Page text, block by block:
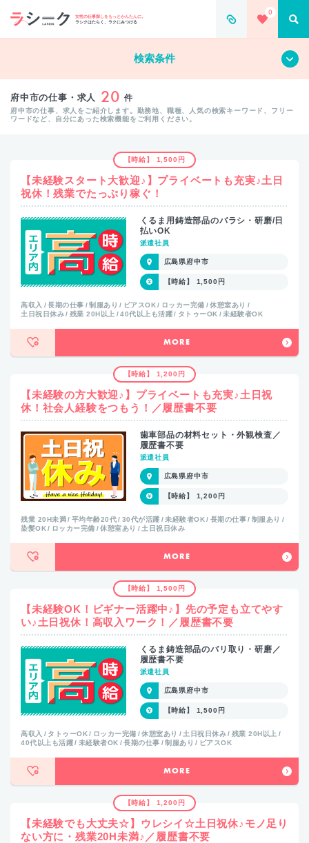
女性の仕事探しをもっとかんたんに。
ラシクはたらく、ラクにみつける
0
すべて クリア
検索条件
府中市の仕事・求人 20 件
府中市の仕事、求人をご紹介します。勤務地、職種、人気の検索キーワード、フリー
ワードなど、自分にあった検索機能をご利用ください。
【時給】 1,500円
【未経験スタート大歓迎♪】プライベートも充実♪土日
祝休！残業でたっぷり稼ぐ！
くるま用鋳造部品のバラシ・研磨/日
払いOK
派遣社員
広島県府中市
【時給】 1,500円
高収入 長期の仕事 制服あり ピアスOK ロッカー完備
休憩室あり
土日祝日休み
残業 20H以上 40代以上も活躍 タトゥーOK 未経験者OK
MORE
【時給】 1,200円
【未経験の方大歓迎♪】プライベートも充実♪土日祝
休！社会人経験をつもう！／履歴書不要
歯車部品の材料セット・外観検査／
履歴書不要
派遣社員
広島県府中市
【時給】 1,200円
残業 20H未満 平均年齢20代 30代が活躍 未経験者OK 長期の仕事
制服あり
染髪OK
ロッカー完備 休憩室あり 土日祝日休み
MORE
【時給】 1,500円
【未経験OK！ビギナー活躍中♪】先の予定も立てやす
い♪土日祝休！高収入ワーク！／履歴書不要
くるま鋳造部品のバリ取り・研磨／
履歴書不要
派遣社員
広島県府中市
【時給】 1,500円
高収入 タトゥーOK ロッカー完備 休憩室あり 土日祝日休み
残業 20H以上
40代以上も活躍
未経験者OK 長期の仕事 制服あり ピアスOK
MORE
【時給】 1,200円
【未経験でも大丈夫☆】ウレシイ☆土日祝休♪モノ足り
ない方に・残業20H未満♪／履歴書不要